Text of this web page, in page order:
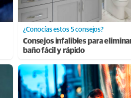
¿Conocías estos 5 consejos?
Consejos infalibles para
baño fácil y rápido